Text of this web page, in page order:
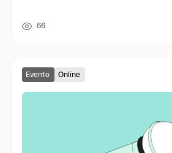
66
Evento Online